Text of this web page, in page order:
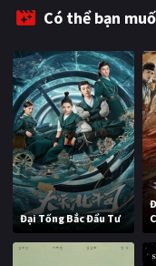
Có thể bạn
Đại Tống Bắc Đẩu Tư